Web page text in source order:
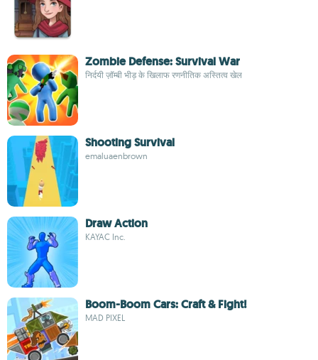
Zombie Defense: Survival War
निर्दयी ज़ॉम्बी भीड़ के खिलाफ रणनीतिक अस्तित्व खेल
Shooting Survival
emaluaenbrown
Draw Action
KAYAC Inc.
Boom-Boom Cars: Craft & Fight!
MAD PIXEL